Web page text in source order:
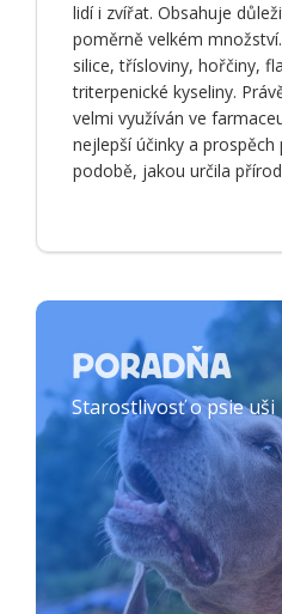
lidí i zvířat. Obsahuje
poměrně velkém
silice, třísloviny, hořčiny,
triterpenické kyseliny.
velmi využíván ve
nejlepší účinky a
podobě, jakou určila
PORADŇA
Starostlivosť o psie uši